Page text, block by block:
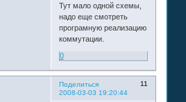
Тут мало одной схемы,
надо еще смотреть
програмную реализацию
коммутации.
0
Поделиться
11
2008-03-03 19:20:44